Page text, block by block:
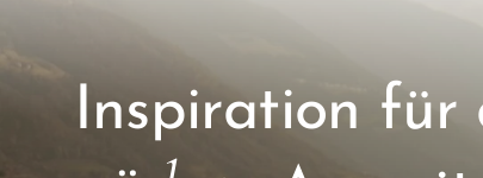
Inspiration für
nächsteAuszeit